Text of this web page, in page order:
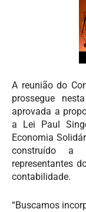
A reunião do
prossegue
aprovada a
a Lei Paul
Economia
construído a
representantes
contabilidade.
“Buscamos